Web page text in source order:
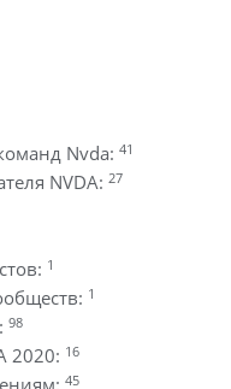
Nvda: 41
NVDA: 27
1
1
98
2020: 16
45